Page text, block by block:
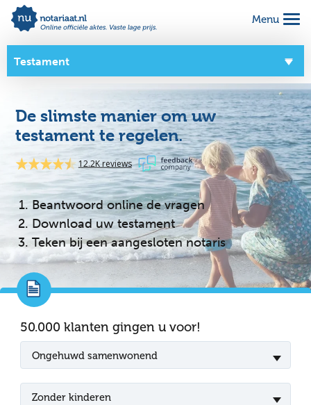
Menu
Alles geregeld voor 1 vaste prijs
Complete notariële akte
Testament
Zo werkt het
Goede doelen
De slimste manier om uw
testament te regelen.
12.2K reviews
Beantwoord online de vragen
Download uw testament
Teken bij een aangesloten notaris
50.000 klanten gingen u voor!
Ongehuwd samenwonend
Zonder kinderen